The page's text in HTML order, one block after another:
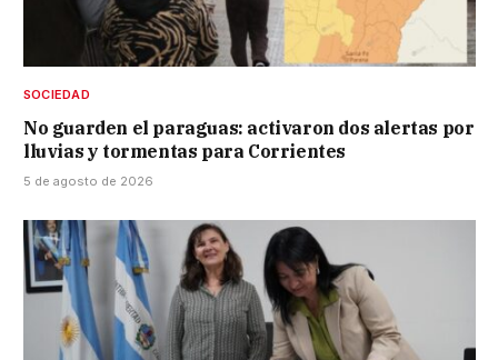
SOCIEDAD
No guarden el paraguas: activaron dos alertas por
lluvias y tormentas para Corrientes
5 de agosto de 2026